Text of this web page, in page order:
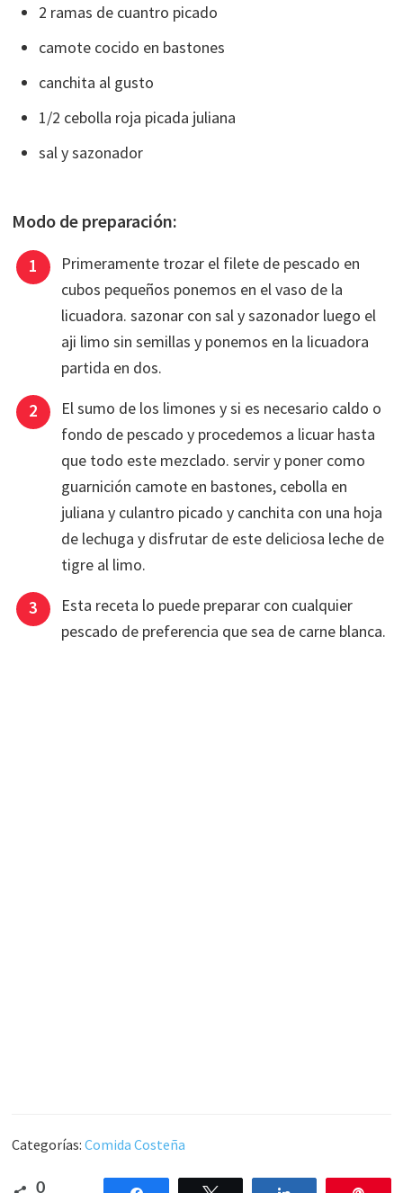
2 ramas de cuantro picado
camote cocido en bastones
canchita al gusto
1/2 cebolla roja picada juliana
sal y sazonador
Modo de preparación:
Primeramente trozar el filete de pescado en
cubos pequeños ponemos en el vaso de la
licuadora. sazonar con sal y sazonador luego el
aji limo sin semillas y ponemos en la licuadora
partida en dos.
El sumo de los limones y si es necesario caldo o
fondo de pescado y procedemos a licuar hasta
que todo este mezclado. servir y poner como
guarnición camote en bastones, cebolla en
juliana y culantro picado y canchita con una hoja
de lechuga y disfrutar de este deliciosa leche de
tigre al limo.
Esta receta lo puede preparar con cualquier
pescado de preferencia que sea de carne blanca.
Categorías:Comida Costeña
0